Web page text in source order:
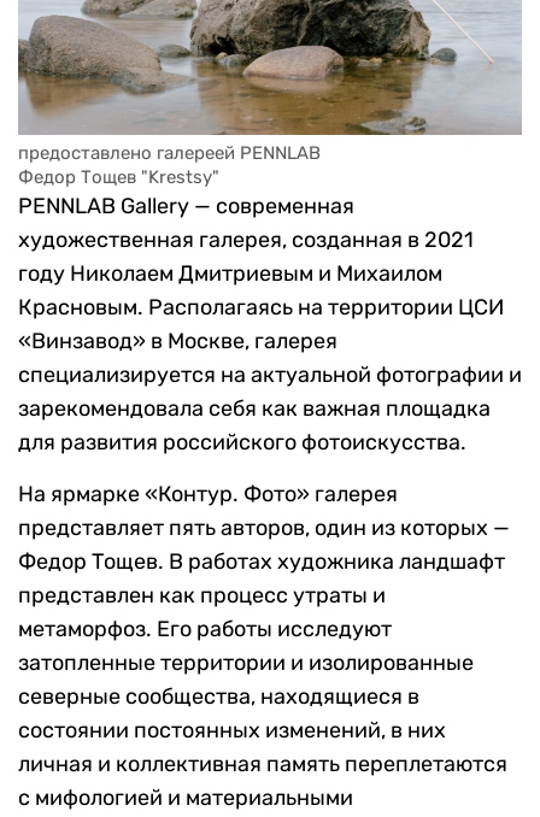
предоставлено галереей PENNLAB
Федор Тощев "Krestsy"
PENNLAB Gallery — современная
художественная галерея, созданная в 2021
году Николаем Дмитриевым и Михаилом
Красновым. Располагаясь на территории ЦСИ
«Винзавод» в Москве, галерея
специализируется на актуальной фотографии и
зарекомендовала себя как важная площадка
для развития российского фотоискусства.
На ярмарке «Контур. Фото» галерея
представляет пять авторов, один из которых —
Федор Тощев. В работах художника ландшафт
представлен как процесс утраты и
метаморфоз. Его работы исследуют
затопленные территории и изолированные
северные сообщества, находящиеся в
состоянии постоянных изменений, в них
личная и коллективная память переплетаются
с мифологией и материальными